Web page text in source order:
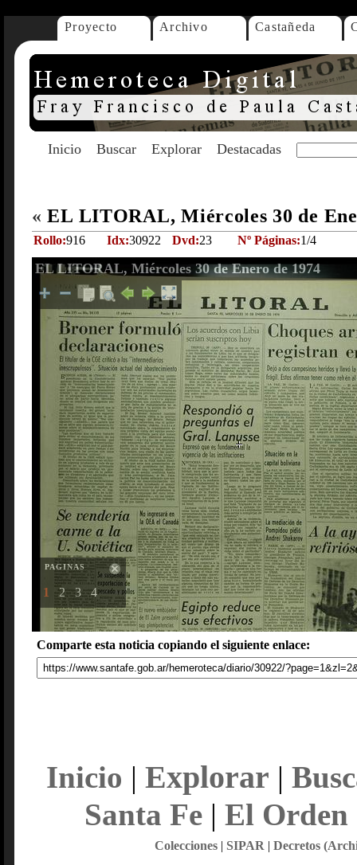
Proyecto Archivo Castañeda
Inicio Buscar Explorar Destacadas
« EL LITORAL, Miércoles 30 de
Rollo:916 Idx:30922 Dvd:23 Nº Páginas:1/4
EL LITORAL, Miércoles 30 de Enero de 1974
PAGINAS
1 2 3 4
Comparte esta noticia copiando el siguiente enlace:
Inicio | Explorar |
Santa Fe| El Orden
Colecciones| SIPAR | Decretos